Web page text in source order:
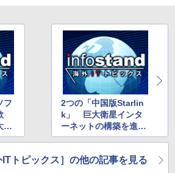
フ
を
2つの「中国版Starlin
k」 巨大衛星インタ
ーネットの構築を進め
る中国
ITトピックス］の他の記事を見る